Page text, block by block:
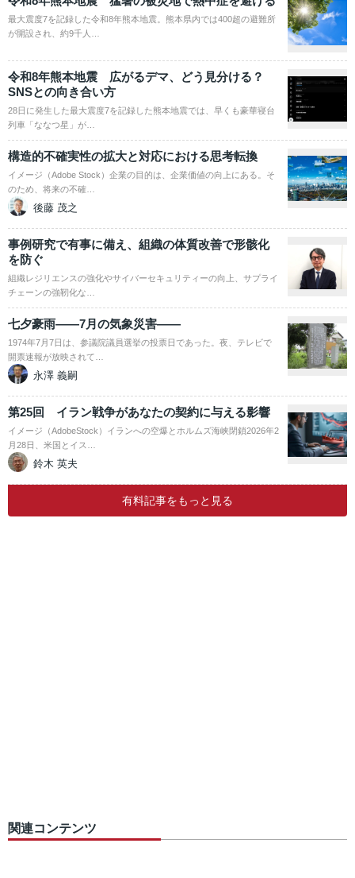
最大震度7を記録した令和8年熊本地震。熊本県内では400超の避難所
が開設され、約9千人…
令和8年熊本地震 広がるデマ、どう見分ける？
SNSとの向き合い方
28日に発生した最大震度7を記録した熊本地震では、早くも豪華寝台
列車「ななつ星」が…
構造的不確実性の拡大と対応における思考転換
イメージ（Adobe Stock）企業の目的は、企業価値の向上にある。そ
のため、将来の不確…
後藤 茂之
事例研究で有事に備え、組織の体質改善で形骸化
を防ぐ
組織レジリエンスの強化やサイバーセキュリティーの向上、サプライ
チェーンの強靭化な…
七夕豪雨――7月の気象災害――
1974年7月7日は、参議院議員選挙の投票日であった。夜、テレビで
開票速報が放映されて…
永澤 義嗣
第25回 イラン戦争があなたの契約に与える影響
イメージ（AdobeStock）イランへの空爆とホルムズ海峡閉鎖2026年2
月28日、米国とイス…
鈴木 英夫
有料記事をもっと見る
関連コンテンツ